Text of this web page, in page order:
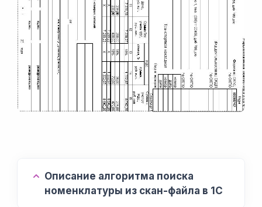
Описание алгоритма поиска
номенклатуры из скан-файла в 1С